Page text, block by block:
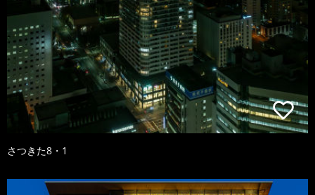
さつきた8・1